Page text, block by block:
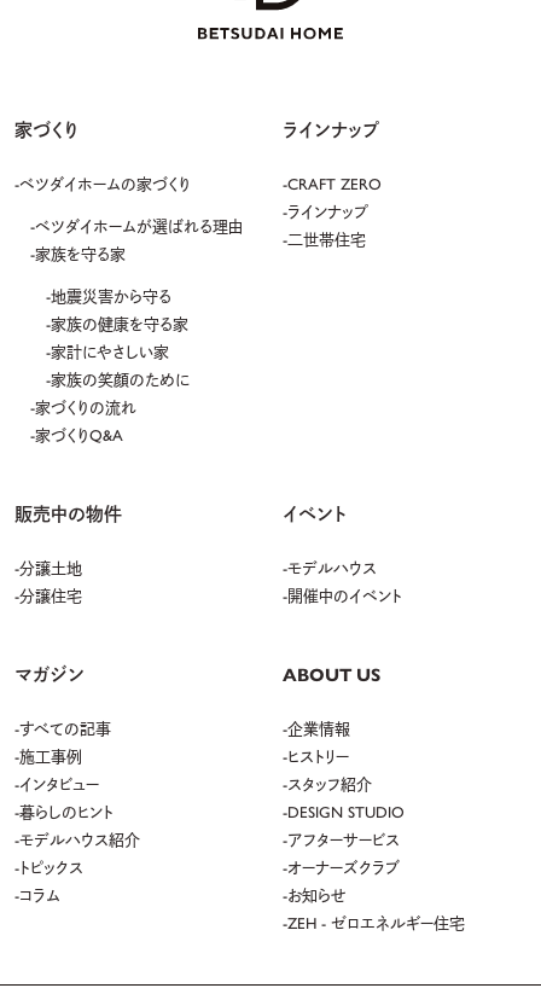
家づくり
ベツダイホームの家づくり
ベツダイホームが選ばれる理由
家族を守る家
地震災害から守る
家族の健康を守る家
家計にやさしい家
家族の笑顔のために
家づくりの流れ
家づくりQ&A
ラインナップ
CRAFT ZERO
ラインナップ
二世帯住宅
販売中の物件
分譲土地
分譲住宅
イベント
モデルハウス
開催中のイベント
マガジン
すべての記事
施工事例
インタビュー
暮らしのヒント
モデルハウス紹介
トピックス
コラム
ABOUT US
企業情報
ヒストリー
スタッフ紹介
DESIGN STUDIO
アフターサービス
オーナーズクラブ
お知らせ
ZEH - ゼロエネルギー住宅